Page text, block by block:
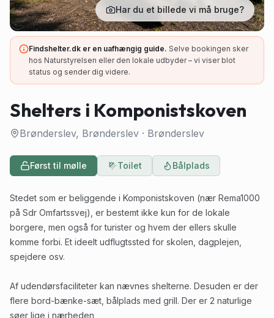
Har du et billede vi må bruge?
Findshelter.dk er en uafhængig guide. Selve bookingen sker
hos Naturstyrelsen eller den lokale udbyder – vi viser blot
status og sender dig videre.
Shelters i Komponistskoven
Brønderslev, Brønderslev · Brønderslev
Først til mølle Toilet Bålplads
Stedet som er beliggende i Komponistskoven (nær Rema1000
på Sdr Omfartssvej), er bestemt ikke kun for de lokale
borgere, men også for turister og hvem der ellers skulle
komme forbi. Et ideelt udflugtssted for skolen, dagplejen,
spejdere osv.
Af udendørsfaciliteter kan nævnes shelterne. Desuden er der
flere bord-bænke-sæt, bålplads med grill. Der er 2 naturlige
søer lige i nærheden